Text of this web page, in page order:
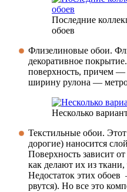
Последние
обоев
Флизелиновые обои.
декоративное
поверхность, причем —
ширину рулона —
Несколько
Текстильные обои.
дорогие) наносится
Поверхность зависит
как делают их из
Недостаток этих обоев
рвутся). Но все это